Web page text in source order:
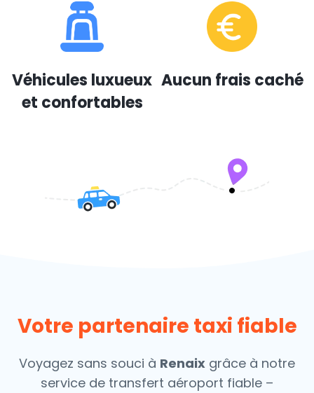
Véhicules luxueux
et confortables
Aucun frais caché
Votre partenaire taxi fiable
Voyagez sans souci à Renaix grâce à notre
service de transfert aéroport fiable –